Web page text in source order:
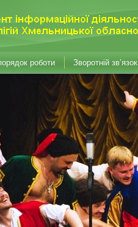
роботи Зворотній зв’язок